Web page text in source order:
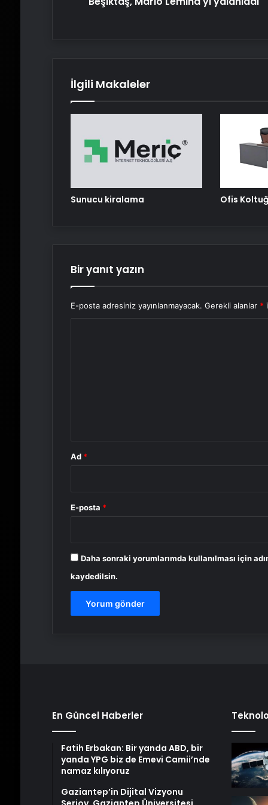
İlgili Makaleler
Sunucu kiralama Ofis
Bir yanıt yazın
E-posta adresiniz yayınlanmayacak. Gerekli alanlar *
Ad *
E-posta *
Daha sonraki yorumlarımda kullanılması için
kaydedilsin.
En Güncel Haberler
Fatih Erbakan: Bir yanda ABD, bir
yanda YPG biz de Emevi Camii’nde
namaz kılıyoruz
Gaziantep’in Dijital Vizyonu